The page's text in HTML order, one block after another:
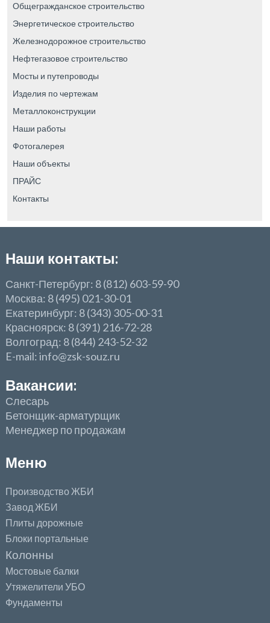
Общегражданское строительство
Энергетическое строительство
Железнодорожное строительство
Нефтегазовое строительство
Мосты и путепроводы
Изделия по чертежам
Металлоконструкции
Наши работы
Фотогалерея
Наши объекты
ПРАЙС
Контакты
Наши контакты:
Санкт-Петербург: 8 (812) 603-59-90
Москва: 8 (495) 021-30-01
Екатеринбург: 8 (343) 305-00-31
Красноярск: 8 (391) 216-72-28
Волгоград: 8 (844) 243-52-32
E-mail: info@zsk-souz.ru
Вакансии:
Слесарь
Бетонщик-арматурщик
Менеджер по продажам
Меню
Производство ЖБИ
Завод ЖБИ
Плиты дорожные
Блоки портальные
Колонны
Мостовые балки
Утяжелители УБО
Фундаменты